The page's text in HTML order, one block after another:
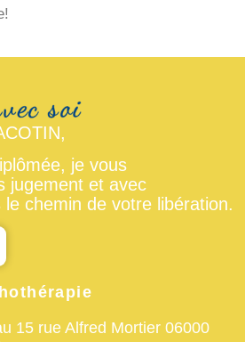
je vous
jugement et avec
le chemin de votre libération.
15 rue Alfred Mortier 06000